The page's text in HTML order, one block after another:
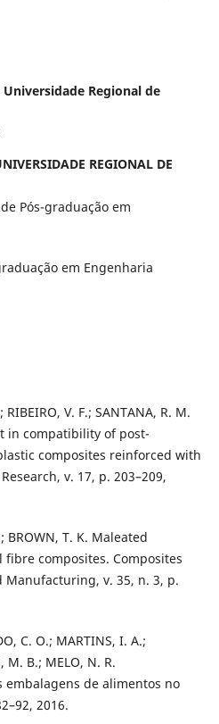
Regional de
REGIONAL DE
Pós-graduação em
em Engenharia
RIBEIRO, V. F.; SANTANA, R. M.
in compatibility of post-
composites reinforced with
v. 17, p. 203–209,
BROWN, T. K. Maleated
composites. Composites
Manufacturing, v. 35, n. 3, p.
C. O.; MARTINS, I. A.;
M. B.; MELO, N. R.
de alimentos no
2016.